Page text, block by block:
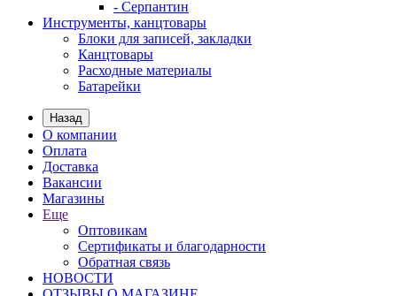
- Серпантин
Инструменты, канцтовары
Блоки для записей, закладки
Канцтовары
Расходные материалы
Батарейки
Назад
О компании
Оплата
Доставка
Вакансии
Магазины
Еще
Оптовикам
Сертификаты и благодарности
Обратная связь
НОВОСТИ